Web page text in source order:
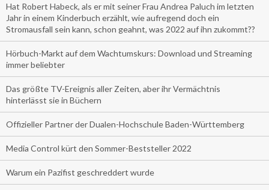
Hat Robert Habeck, als er mit seiner Frau Andrea Paluch im letzten
Jahr in einem Kinderbuch erzählt, wie aufregend doch ein
Stromausfall sein kann, schon geahnt, was 2022 auf ihn zukommt??
Hörbuch-Markt auf dem Wachtumskurs: Download und Streaming
immer beliebter
Das größte TV-Ereignis aller Zeiten, aber ihr Vermächtnis
hinterlässt sie in Büchern
Offizieller Partner der Dualen-Hochschule Baden-Württemberg
Media Control kürt den Sommer-Beststeller 2022
Warum ein Pazifist geschreddert wurde